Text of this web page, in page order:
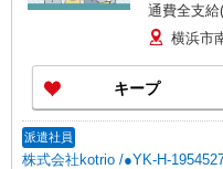
通費全支給
横浜市
キープ
派遣社員
株式会社kotrio /●YK-H-